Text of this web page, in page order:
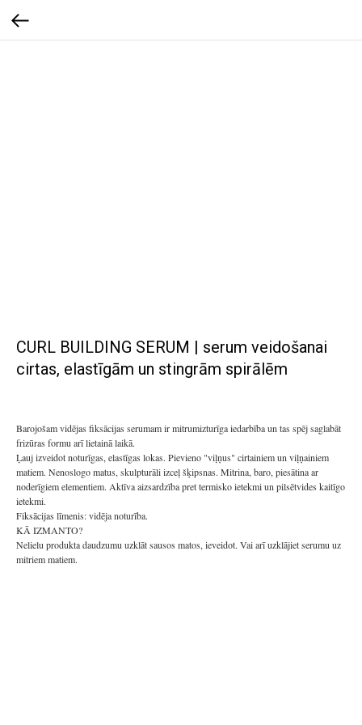
CURL BUILDING SERUM | serum veidošanai
cirtas, elastīgām un stingrām spirālēm
Barojošam vidējas fiksācijas serumam ir mitrumizturīga iedarbība un tas spēj saglabāt
frizūras formu arī lietainā laikā.
Ļauj izveidot noturīgas, elastīgas lokas. Pievieno "viļņus" cirtainiem un viļņainiem
matiem. Nenoslogo matus, skulpturāli izceļ šķipsnas. Mitrina, baro, piesātina ar
noderīgiem elementiem. Aktīva aizsardzība pret termisko ietekmi un pilsētvides kaitīgo
ietekmi.
Fiksācijas līmenis: vidēja noturība.
KĀ IZMANTO?
Nelielu produkta daudzumu uzklāt sausos matos, ieveidot. Vai arī uzklājiet serumu uz
mitriem matiem.